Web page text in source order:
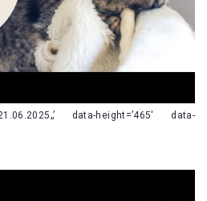
data-height=’465′ data-